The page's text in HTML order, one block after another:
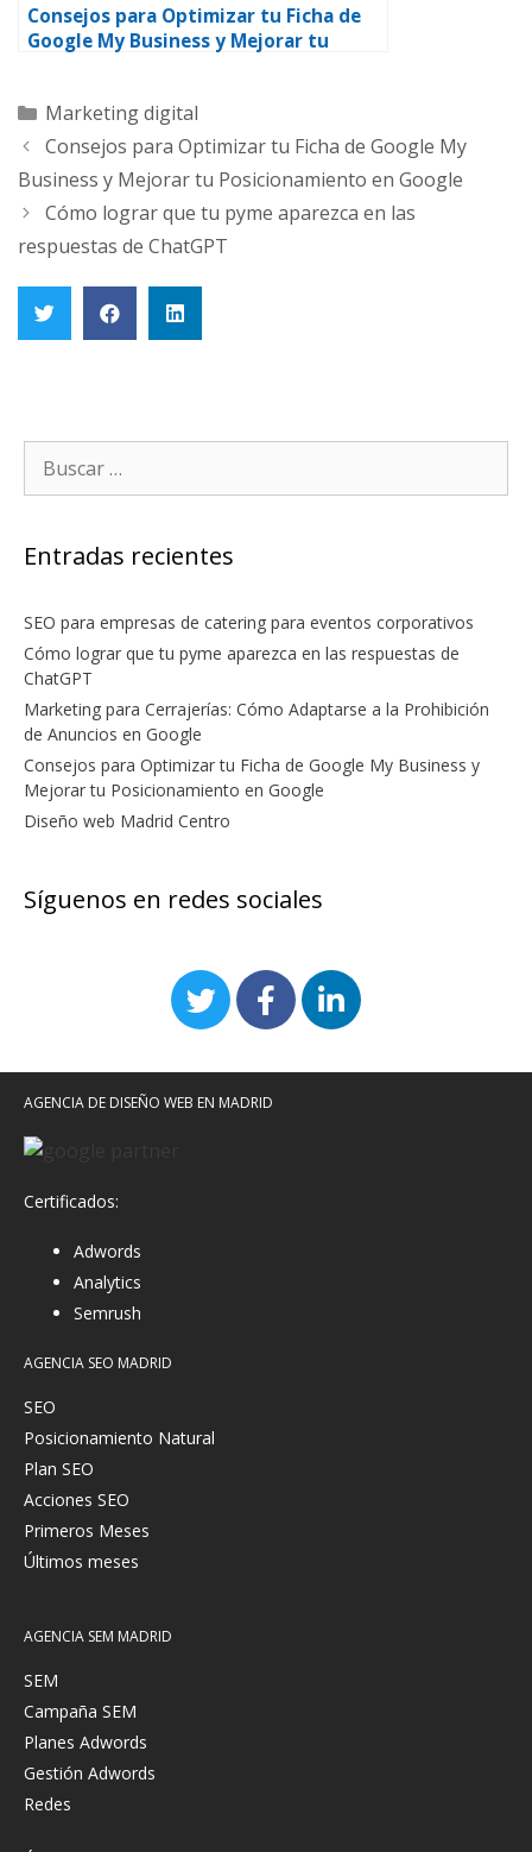
Consejos para Optimizar tu Ficha de
Google My Business y Mejorar tu
Marketing digital
Consejos para Optimizar tu Ficha de Google My
Business y Mejorar tu Posicionamiento en Google
Cómo lograr que tu pyme aparezca en las
respuestas de ChatGPT
Entradas recientes
SEO para empresas de catering para eventos corporativos
Cómo lograr que tu pyme aparezca en las respuestas de
ChatGPT
Marketing para Cerrajerías: Cómo Adaptarse a la Prohibición
de Anuncios en Google
Consejos para Optimizar tu Ficha de Google My Business y
Mejorar tu Posicionamiento en Google
Diseño web Madrid Centro
Síguenos en redes sociales
AGENCIA DE DISEÑO WEB EN MADRID
Certificados:
Adwords
Analytics
Semrush
AGENCIA SEO MADRID
SEO
Posicionamiento Natural
Plan SEO
Acciones SEO
Primeros Meses
Últimos meses
AGENCIA SEM MADRID
SEM
Campaña SEM
Planes Adwords
Gestión Adwords
Redes